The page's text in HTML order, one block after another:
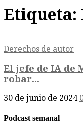
Etiqueta:
Derechos de autor
El jefe de IA de
robar...
30 de junio de 2024
Podcast semanal